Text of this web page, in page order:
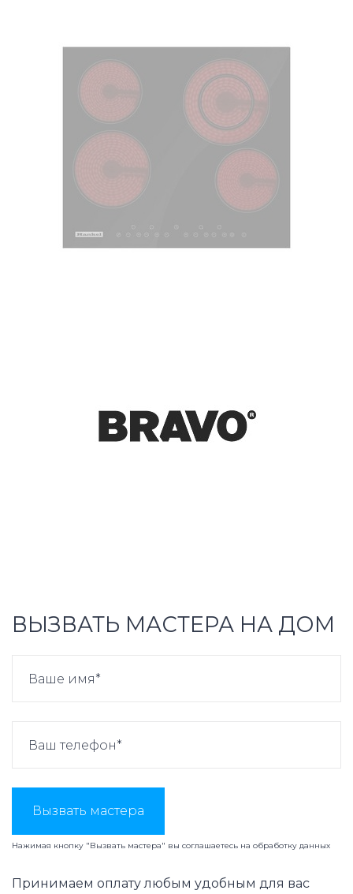
ВЫЗВАТЬ МАСТЕРА НА ДОМ
Вызвать мастера
Нажимая кнопку "Вызвать мастера" вы соглашаетесь на обработку данных
Принимаем оплату любым удобным для вас